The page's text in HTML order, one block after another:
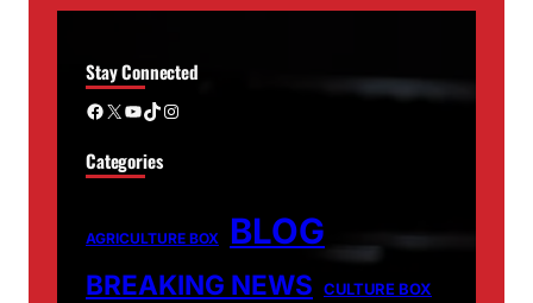
Stay Connected
Facebook X YouTube TikTok Instagram
Categories
AGRICULTURE BOX BLOG
BREAKING NEWS CULTURE BOX